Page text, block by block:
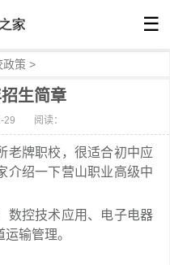
☰
政策 >
生简章
29 阅读：
老牌职校，很适合初中应
介绍一下营山职业高级中
数控技术应用、电子电器
输管理。